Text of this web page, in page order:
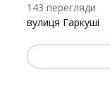
143 перегляди
вулиця Гаркуші